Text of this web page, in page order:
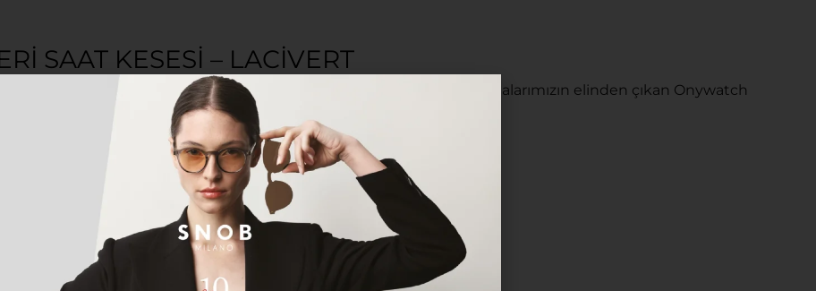
SAAT KESESI – LACIVERT
kompakt ve güvenli şekilde yanınızda taşımanız için tasarlandı. Ustalarımızın elinden çıkan Onywatch
tonuyla saatinizi her an koruma altında tutar.
koruyan yumuşak dokulu süet astar